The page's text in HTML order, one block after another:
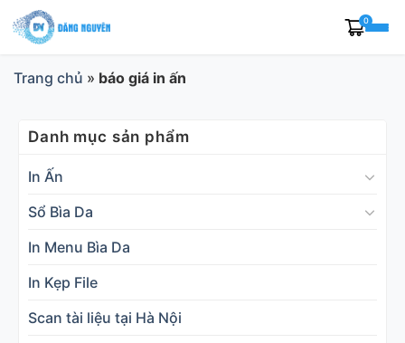
Skip
to
0
Trang chủ » báo giá in ấn
Danh mục sản phẩm
In Ấn
Sổ Bìa Da
In Menu Bìa Da
In Kẹp File
Scan tài liệu tại Hà Nội